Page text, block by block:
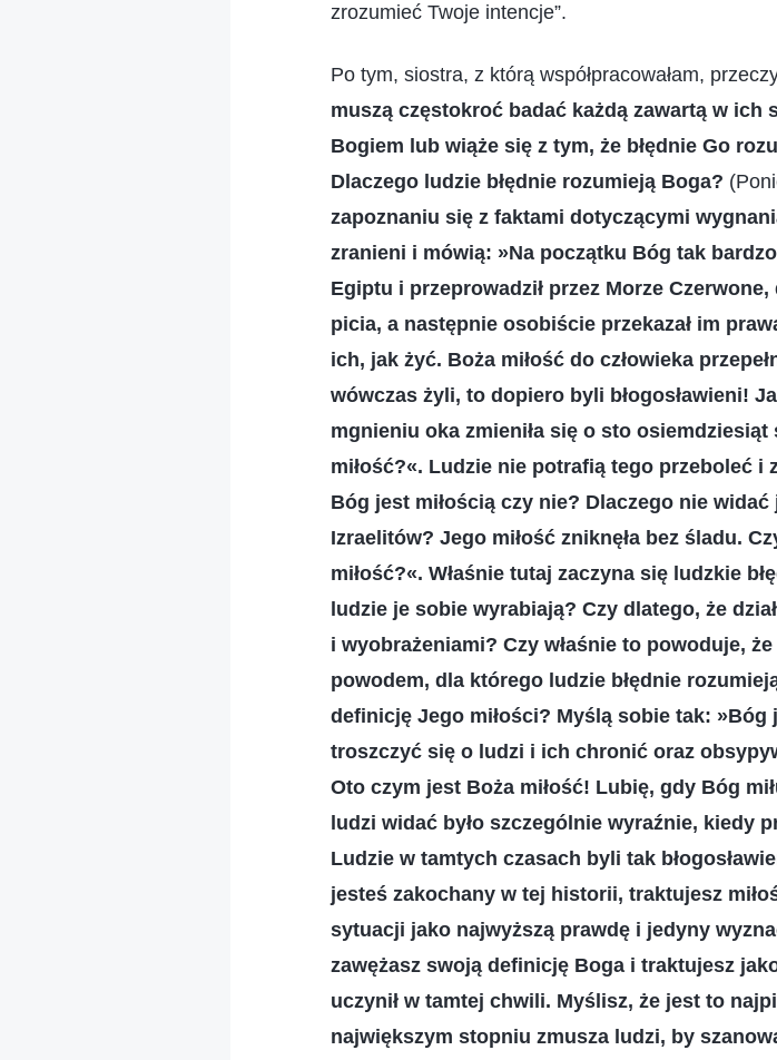
zrozumieć Twoje intencje”.
Po tym, siostra, z którą współpracowałam,
muszą częstokroć badać każdą zawartą w
Bogiem lub wiąże się z tym, że błędnie Go
Dlaczego ludzie błędnie rozumieją Boga?
zapoznaniu się z faktami dotyczącymi
zranieni i mówią: »Na początku Bóg tak
Egiptu i przeprowadził przez Morze
picia, a następnie osobiście przekazał im
ich, jak żyć. Boża miłość do człowieka
wówczas żyli, to dopiero byli błogosławieni!
mgnieniu oka zmieniła się o sto osiemdziesiąt
miłość?«. Ludzie nie potrafią tego przeboleć i
Bóg jest miłością czy nie? Dlaczego nie
Izraelitów? Jego miłość zniknęła bez śladu.
miłość?«. Właśnie tutaj zaczyna się ludzkie
ludzie je sobie wyrabiają? Czy dlatego, że
i wyobrażeniami? Czy właśnie to powoduje,
powodem, dla którego ludzie błędnie
definicję Jego miłości? Myślą sobie tak: »Bóg
troszczyć się o ludzi i ich chronić oraz
Oto czym jest Boża miłość! Lubię, gdy Bóg
ludzi widać było szczególnie wyraźnie, kiedy
Ludzie w tamtych czasach byli tak
jesteś zakochany w tej historii, traktujesz
sytuacji jako najwyższą prawdę i jedyny
zawężasz swoją definicję Boga i traktujesz
uczynił w tamtej chwili. Myślisz, że jest to
największym stopniu zmusza ludzi, by